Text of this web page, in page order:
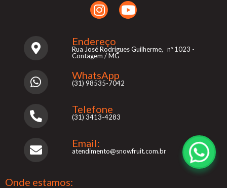
Endereço
Rua José Rodrigues Guilherme, nº 1023 -
Contagem / MG
WhatsApp
(31) 98535-7042
Telefone
(31) 3413-4283
Email:
atendimento@snowfruit.com.br
Onde estamos: